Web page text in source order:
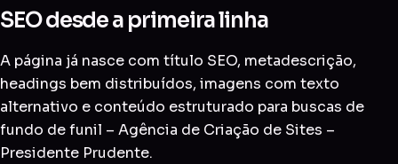
SEO desde a primeira linha
A página já nasce com título SEO, metadescrição,
headings bem distribuídos, imagens com texto
alternativo e conteúdo estruturado para buscas de
fundo de funil – Agência de Criação de Sites –
Presidente Prudente.